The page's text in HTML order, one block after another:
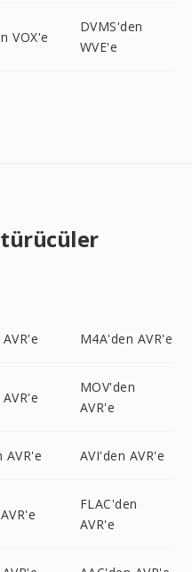
VOX'e
DVMS'den
WVE'e
M4A'den AVR'e
MOV'den
AVR'e
AVR'e AVI'den AVR'e
FLAC'den
AVR'e